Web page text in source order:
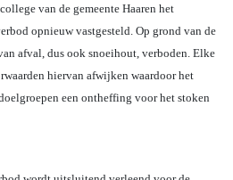
van de gemeente Haaren het
opnieuw vastgesteld. Op grond van de
afval, dus ook snoeihout, verboden. Elke
hiervan afwijken waardoor het
een ontheffing voor het stoken